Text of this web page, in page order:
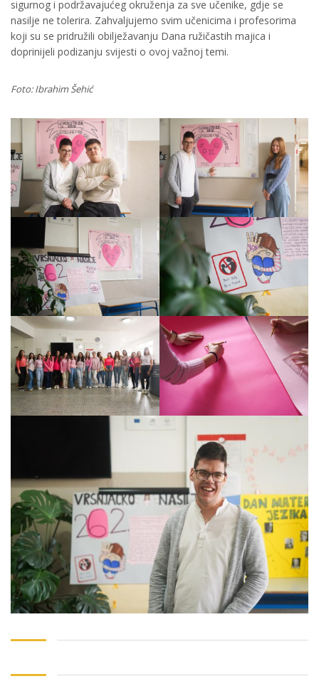
sigurnog i podržavajućeg okruženja za sve učenike, gdje se
nasilje ne tolerira. Zahvaljujemo svim učenicima i profesorima
koji su se pridružili obilježavanju Dana ružičastih majica i
doprinijeli podizanju svijesti o ovoj važnoj temi.
Foto: Ibrahim Šehić